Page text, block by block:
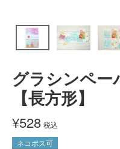
グラシンペー
【長方形】
¥528 税込
ネコポス可